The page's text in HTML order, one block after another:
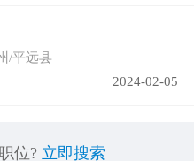
/平远县
2024-02-05
位? 立即搜索